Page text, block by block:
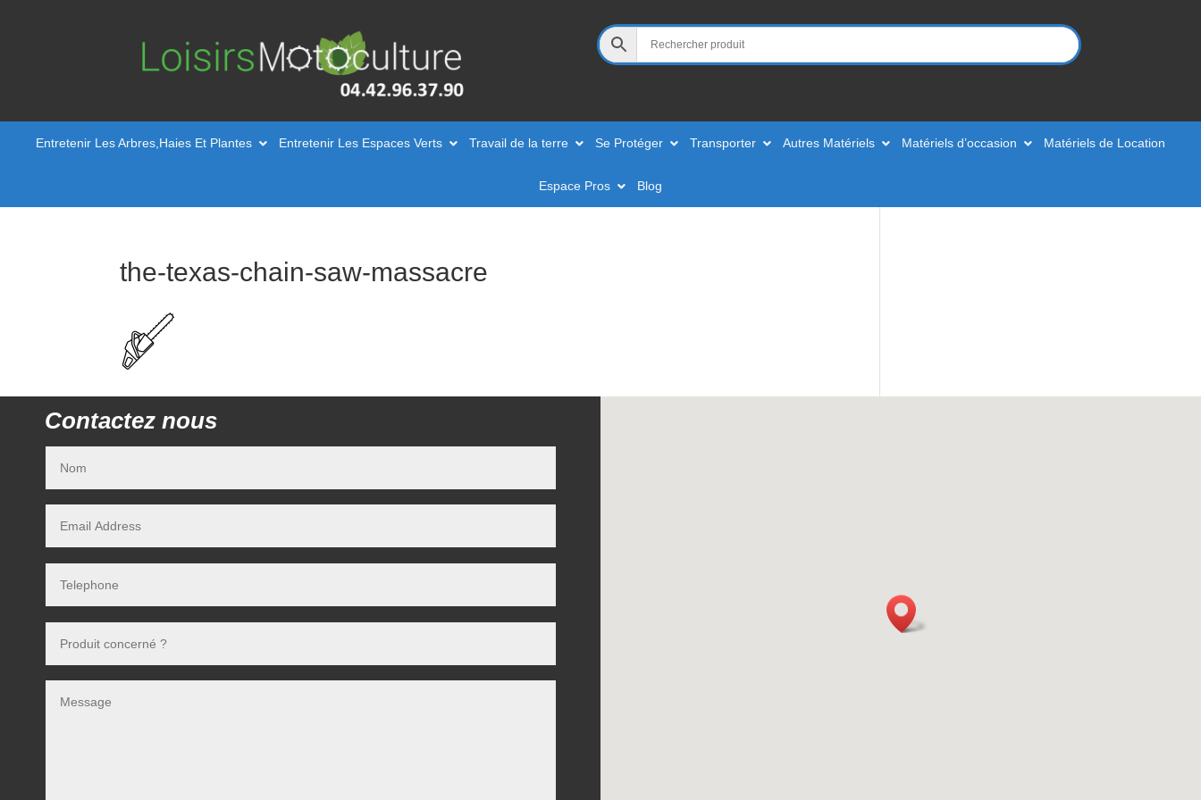
Entretenir Les Arbres,Haies Et Plantes Entretenir Les Espaces Verts Travail de la terre Se Protéger Transporter Autres Matériels Matériels d’occasion Matériels de Location
Espace Pros Blog
the-texas-chain-saw-massacre
Contactez nous